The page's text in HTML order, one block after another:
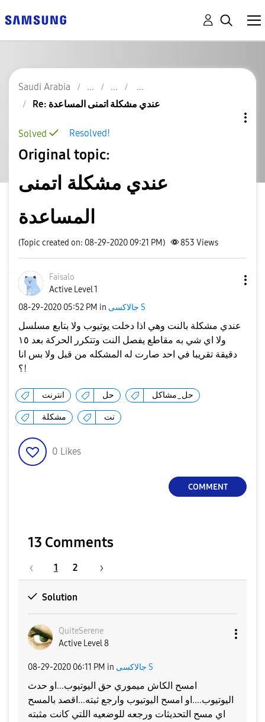
Saudi Arabia
Re: عندي مشكلة اتمنى المساعدة
Resolved!
Solved
Original topic:
عندي مشكلة اتمنى
المساعدة
(Topic created on: 08-29-2020 09:21 PM) 853 Views
Faisalo
Active Level 1
‎08-29-2020 05:52 PM in جالاكسى S
عندي مشكلة بالنت وهي اذا دخلت يوتيوب ولا بتابع مسلسل
ولا اي شي به مقاطع يفصل النت وتتكرر الحركة بعد ١٥
دقيقة تقريبا في احد صارت له المشكله من قبل ولا بس انا
؟!
انترنت حل حل_مشاكل
مشكلة نت
0 Likes
COMMENT
13 Comments
1 2
Solution
QuiteSerene
Active Level 8
‎08-29-2020 06:11 PM in جالاكسى S
امسح الكاش ميموري حق اليوتيوب...او حدث
اليوتيوب....او امسح اليوتيوب وارجع ثبته...اقصد بالمسح
اي مسح التحديثات ورجعه للوضعيه اللتي كانت مثبته